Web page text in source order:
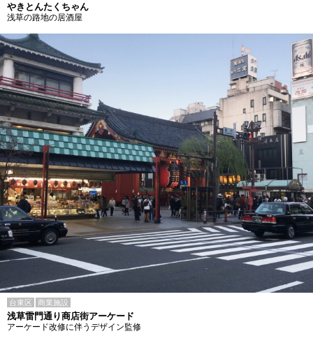
やきとんたくちゃん
浅草の路地の居酒屋
台東区 商業施設
浅草雷門通り商店街アーケード
アーケード改修に伴うデザイン監修